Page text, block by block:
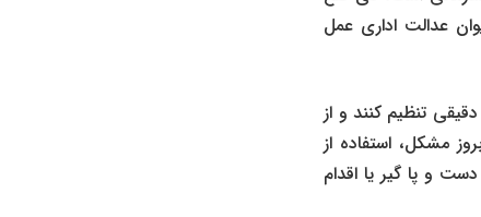
عدالت اداری عمل
تنظیم کنند و از
مشکل، استفاده از
دست و پا گیر یا اقدام